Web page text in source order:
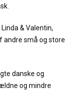
& Valentin,
andre små og store
danske og
og mindre